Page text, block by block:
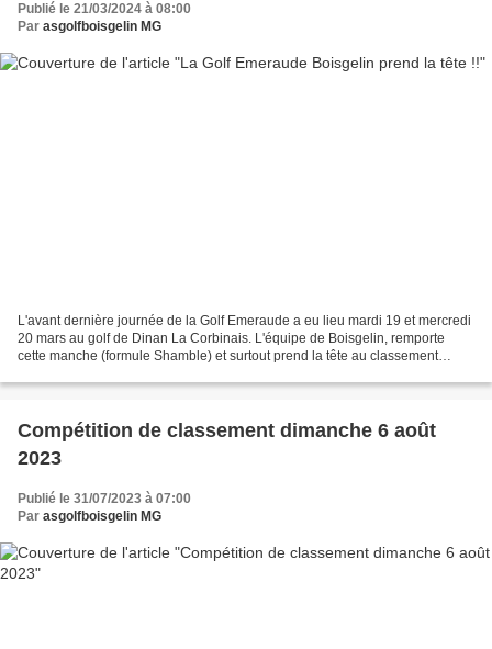
Publié le 21/03/2024 à 08:00
Par asgolfboisgelin MG
L'avant dernière journée de la Golf Emeraude a eu lieu mardi 19 et mercredi
20 mars au golf de Dinan La Corbinais. L'équipe de Boisgelin, remporte
cette manche (formule Shamble) et surtout prend la tête au classement
Compétition de classement dimanche 6 août
2023
Publié le 31/07/2023 à 07:00
Par asgolfboisgelin MG